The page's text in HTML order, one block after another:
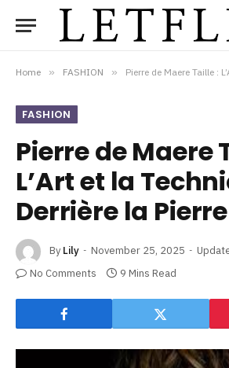
Home » FASHION » Pierre de Maere Taille : L’Art et la
FASHION
Pierre de Maere
L’Art et la
Derrière la
By Lily November 25, 2025
No Comments
9 Mins Read